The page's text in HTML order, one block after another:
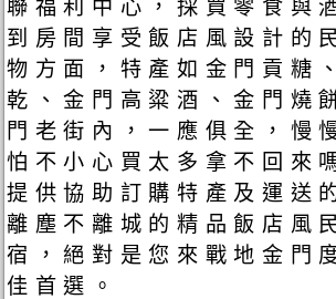
聯福利中心，採買零食與
到房間享受飯店風設計的
物方面，特產如金門貢糖
乾、金門高粱酒、金門燒
門老街內，一應俱全，慢
怕不小心買太多拿不回來
提供協助訂購特產及運送
離塵不離城的精品飯店風
宿，絕對是您來戰地金門
佳首選。